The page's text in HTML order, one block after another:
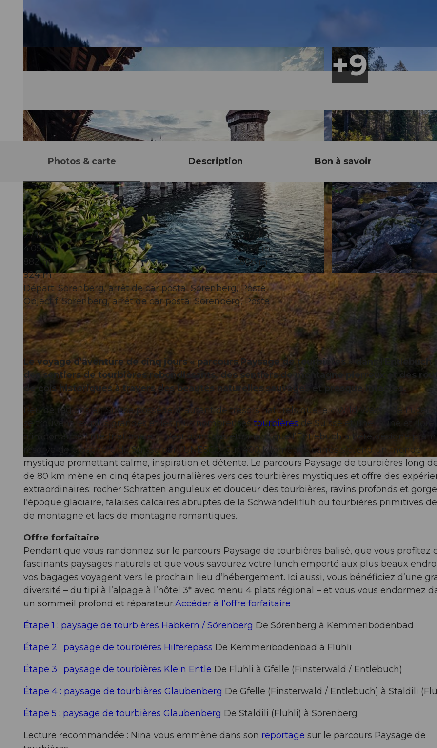
© Martin Mägli , UNESCO Biosphäre Entlebuch
© Martin Mägli, UNESCO Biosphäre Entlebuch
Photos & carte Description Bon à savoir
27:15 h
79,17 km
4.054 m
4.054 m
882 m
1.806 m
924 m
Départ: Sörenberg, arrêt de car postal Sörenberg, Poste
Objectif: Sörenberg, arrêt de car postal Sörenberg, Poste
Le voyage d'aventure de cinq jours « parcours Paysage de tourbières » dans l'Entlebuch
des sentiers de tourbières rebondissants, des sentiers de montagne pierreux et des
de cols historiques à travers des beautés naturelles sauvages et presque intactes.
Peu de régions en Suisse possèdent autant de trésors naturels que le « Wild West » de
se trouvent les plus grandes et les plus nombreuses tourbières de Suisse et une faune et flore
d’importance (inter)nationale. Il n’est donc pas étonnant que l’Entlebuch ait été désigné
réserve de biosphère de Suisse par l’UNESCO. Sur 400 kilomètres carrés s’étend un monde
mystique promettant calme, inspiration et détente. Le parcours Paysage de tourbières long
de 80 km mène en cinq étapes journalières vers ces tourbières mystiques et offre des
extraordinaires: rocher Schratten anguleux et douceur des tourbières, ravins profonds et
l’époque glaciaire, falaises calcaires abruptes de la Schwändelifluh ou tourbières primitives
de montagne et lacs de montagne romantiques.
Offre forfaitaire
Pendant que vous randonnez sur le parcours Paysage de tourbières balisé, que vous profitez
fascinants paysages naturels et que vous savourez votre lunch emporté aux plus beaux
vos bagages voyagent vers le prochain lieu d’hébergement. Ici aussi, vous bénéficiez d’une
diversité – du tipi à l’alpage à l’hôtel 3* avec menu 4 plats régional – et vous vous endormez
un sommeil profond et réparateur.Accéder à l’offre forfaitaire
Étape 1 : paysage de tourbières Habkern / Sörenberg De Sörenberg à Kemmeribodenbad
Étape 2 : paysage de tourbières Hilferepass De Kemmeribodenbad à Flühli
Étape 3 : paysage de tourbières Klein Entle De Flühli à Gfelle (Finsterwald / Entlebuch)
Étape 4 : paysage de tourbières Glaubenberg De Gfelle (Finsterwald / Entlebuch) à Stäldili
Étape 5 : paysage de tourbières Glaubenberg De Stäldili (Flühli) à Sörenberg
Lecture recommandée : Nina vous emmène dans son reportage sur le parcours Paysage de